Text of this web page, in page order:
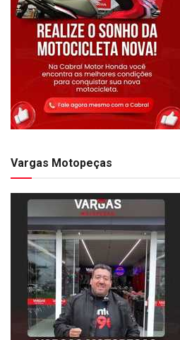
Vargas Motopeças